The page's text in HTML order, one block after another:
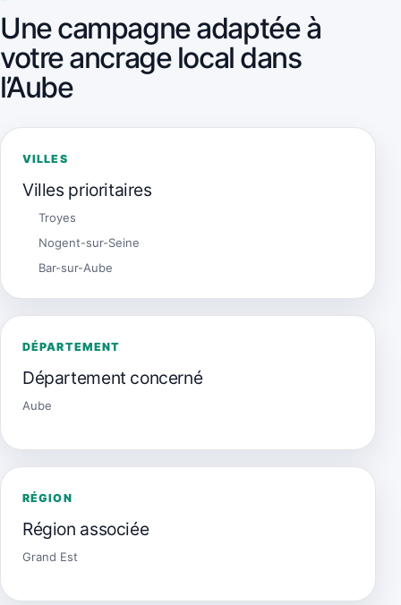
Une campagne adaptée à
votre ancrage local dans
l’Aube
VILLES
Villes prioritaires
Troyes
Nogent-sur-Seine
Bar-sur-Aube
DÉPARTEMENT
Département concerné
Aube
RÉGION
Région associée
Grand Est